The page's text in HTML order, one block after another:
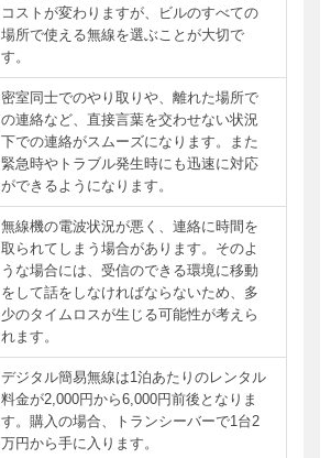
コストが変わりますが、ビルのすべての
場所で使える無線を選ぶことが大切で
す。
密室同士でのやり取りや、離れた場所で
の連絡など、直接言葉を交わせない状況
下での連絡がスムーズになります。また
緊急時やトラブル発生時にも迅速に対応
ができるようになります。
無線機の電波状況が悪く、連絡に時間を
取られてしまう場合があります。そのよ
うな場合には、受信のできる環境に移動
をして話をしなければならないため、多
少のタイムロスが生じる可能性が考えら
れます。
デジタル簡易無線は1泊あたりのレンタル
料金が2,000円から6,000円前後となりま
す。購入の場合、トランシーバーで1台2
万円から手に入ります。